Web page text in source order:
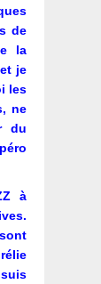
de
la
je
les
ne
du
à